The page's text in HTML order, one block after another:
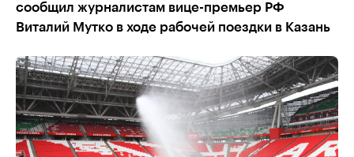
сообщил журналистам вице-премьер РФ
Виталий Мутко в ходе рабочей поездки в Казань